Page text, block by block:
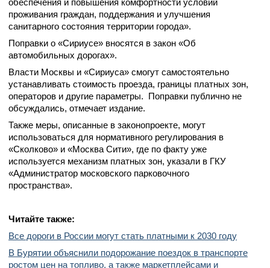
обеспечения и повышения комфортности условий
проживания граждан, поддержания и улучшения
санитарного состояния территории города».
Поправки о «Сириусе» вносятся в закон «Об
автомобильных дорогах».
Власти Москвы и «Сириуса» смогут самостоятельно
устанавливать стоимость проезда, границы платных зон,
операторов и другие параметры. Поправки публично не
обсуждались, отмечает издание.
Также меры, описанные в законопроекте, могут
использоваться для нормативного регулирования в
«Сколково» и «Москва Сити», где по факту уже
используется механизм платных зон, указали в ГКУ
«Администратор московского парковочного
пространства».
Читайте также:
Все дороги в России могут стать платными к 2030 году
В Бурятии объяснили подорожание поездок в транспорте
ростом цен на топливо, а также маркетплейсами и